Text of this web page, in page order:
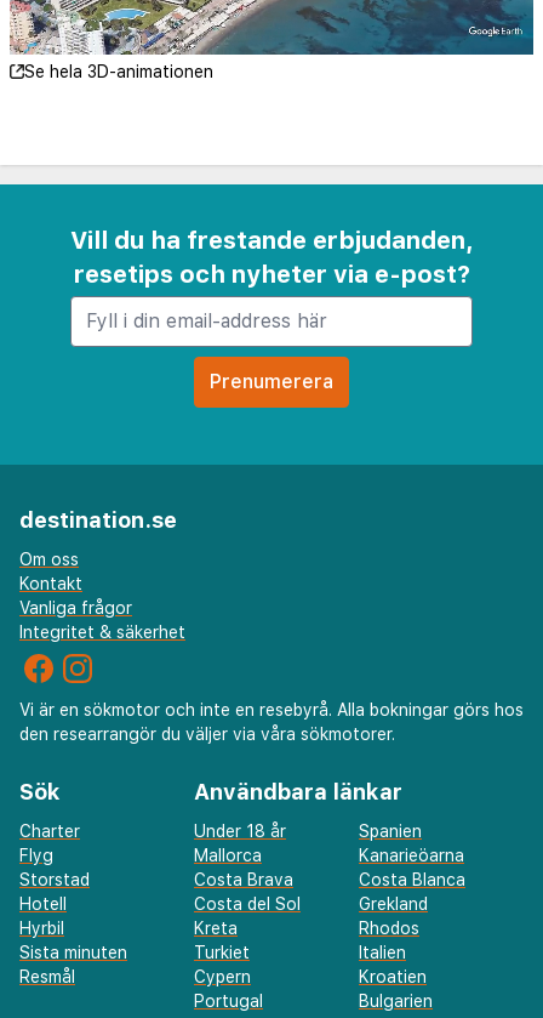
Se hela 3D-animationen
Vill du ha frestande erbjudanden,
resetips och nyheter via e-post?
destination.se
Om oss
Kontakt
Vanliga frågor
Integritet & säkerhet
Vi är en sökmotor och inte en resebyrå. Alla bokningar görs hos
den researrangör du väljer via våra sökmotorer.
Sök
Charter
Flyg
Storstad
Hotell
Hyrbil
Sista minuten
Resmål
Användbara länkar
Under 18 år
Spanien
Mallorca
Kanarieöarna
Costa Brava
Costa Blanca
Costa del Sol
Grekland
Kreta
Rhodos
Turkiet
Italien
Cypern
Kroatien
Portugal
Bulgarien